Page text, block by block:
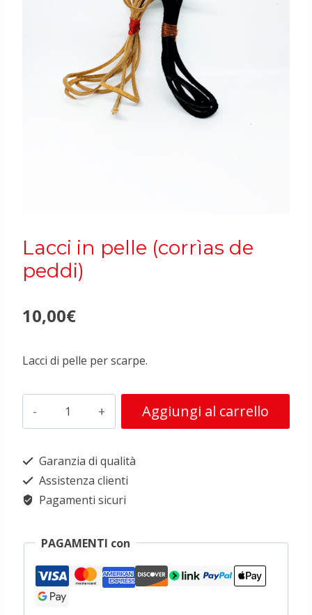
Lacci in pelle (corrìas de
peddi)
10,00€
Lacci di pelle per scarpe.
in
de
quantità
Aggiungi al carrello
Garanzia di qualità
Assistenza clienti
Pagamenti sicuri
PAGAMENTI con